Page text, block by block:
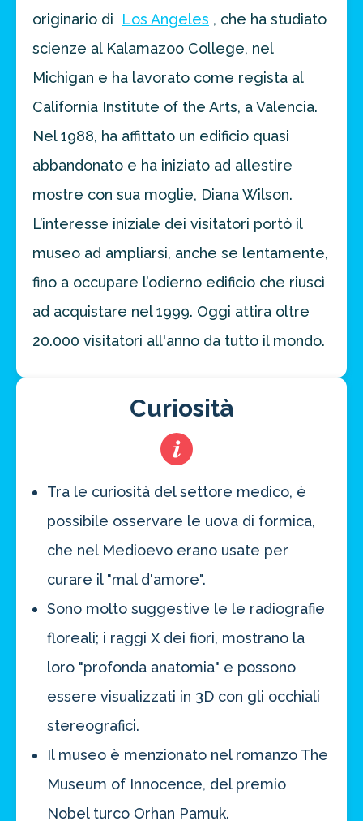
originario di
Los Angeles , che ha studiato
scienze al Kalamazoo College, nel
Michigan e ha lavorato come regista al
California Institute of the Arts, a Valencia.
Nel 1988, ha affittato un edificio quasi
abbandonato e ha iniziato ad allestire
mostre con sua moglie, Diana Wilson.
L’interesse iniziale dei visitatori portò il
museo ad ampliarsi, anche se lentamente,
fino a occupare l’odierno edificio che riuscì
ad acquistare nel 1999. Oggi attira oltre
20.000 visitatori all'anno da tutto il mondo.
Curiosità
Tra le curiosità del settore medico, è
possibile osservare le uova di formica,
che nel Medioevo erano usate per
curare il "mal d'amore".
Sono molto suggestive le le radiografie
floreali; i raggi X dei fiori, mostrano la
loro "profonda anatomia" e possono
essere visualizzati in 3D con gli occhiali
stereografici.
Il museo è menzionato nel romanzo The
Museum of Innocence, del premio
Nobel turco Orhan Pamuk.